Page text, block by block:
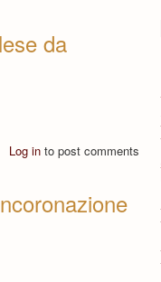
da
Log in to post comments